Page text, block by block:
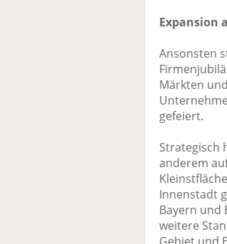
Expansion
Ansonsten
Märkten
gefeiert.
Strategisch
anderem
Innenstadt
Bayern und
weitere